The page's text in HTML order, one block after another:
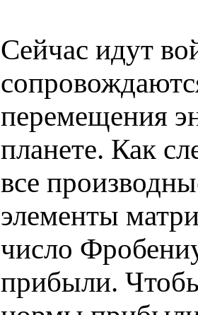
Сейчас идут
перемещения
планете. Как
все
элементы
число
прибыли.